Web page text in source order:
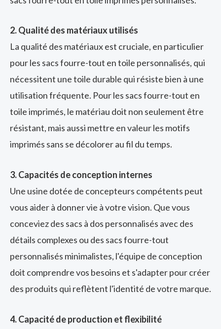
2. Qualité des matériaux utilisés
La qualité des matériaux est cruciale, en particulier
pour les sacs fourre-tout en toile personnalisés, qui
nécessitent une toile durable qui résiste bien à une
utilisation fréquente. Pour les sacs fourre-tout en
toile imprimés, le matériau doit non seulement être
résistant, mais aussi mettre en valeur les motifs
imprimés sans se décolorer au fil du temps.
3. Capacités de conception internes
Une usine dotée de concepteurs compétents peut
vous aider à donner vie à votre vision. Que vous
conceviez des sacs à dos personnalisés avec des
détails complexes ou des sacs fourre-tout
personnalisés minimalistes, l'équipe de conception
doit comprendre vos besoins et s'adapter pour créer
des produits qui reflètent l'identité de votre marque.
4. Capacité de production et flexibilité